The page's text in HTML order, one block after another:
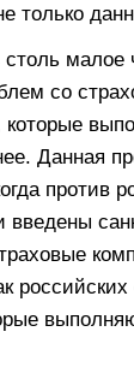
только
малое
со
Данная
против
введены